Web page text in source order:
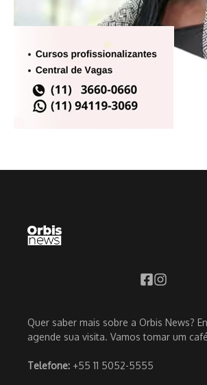
Quer saber mais sobre a Orbis News?
agende sua visita. Vamos tomar um
Telefone: +55 11 5052-5555